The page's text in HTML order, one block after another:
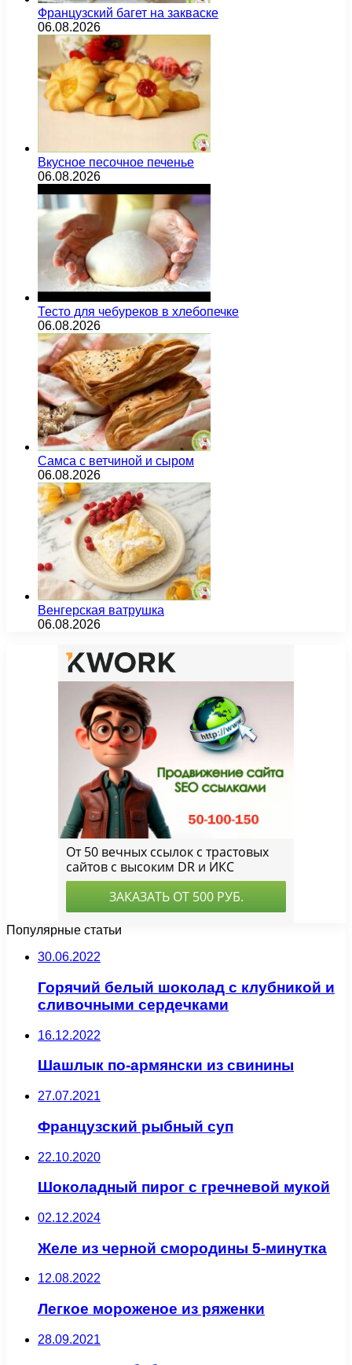
Французский багет на закваске
06.08.2026
Вкусное песочное печенье
06.08.2026
Тесто для чебуреков в хлебопечке
06.08.2026
Самса с ветчиной и сыром
06.08.2026
Венгерская ватрушка
06.08.2026
Популярные статьи
30.06.2022
Горячий белый шоколад с клубникой и
сливочными сердечками
16.12.2022
Шашлык по-армянски из свинины
27.07.2021
Французский рыбный суп
22.10.2020
Шоколадный пирог с гречневой мукой
02.12.2024
Желе из черной смородины 5-минутка
12.08.2022
Легкое мороженое из ряженки
28.09.2021